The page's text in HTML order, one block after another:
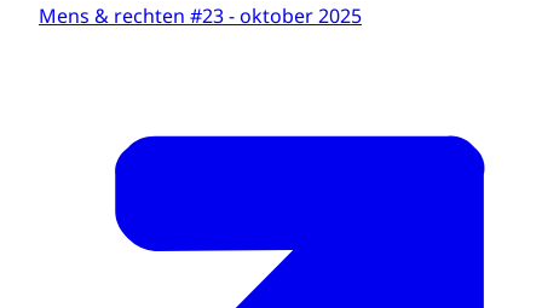
Mens & rechten #23 - oktober 2025